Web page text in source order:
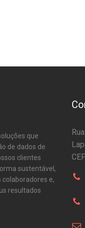
que
de dados de
clientes
sustentável,
colaboradores e,
resultados